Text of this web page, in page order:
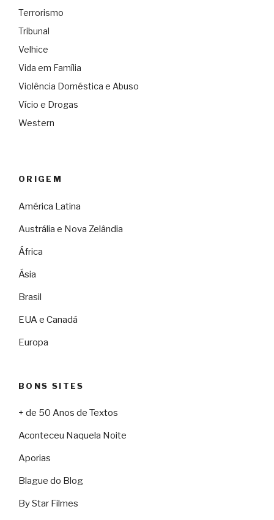
Terrorismo
Tribunal
Velhice
Vida em Família
Violência Doméstica e Abuso
Vício e Drogas
Western
ORIGEM
América Latina
Austrália e Nova Zelândia
África
Ásia
Brasil
EUA e Canadá
Europa
BONS SITES
+ de 50 Anos de Textos
Aconteceu Naquela Noite
Aporias
Blague do Blog
By Star Filmes